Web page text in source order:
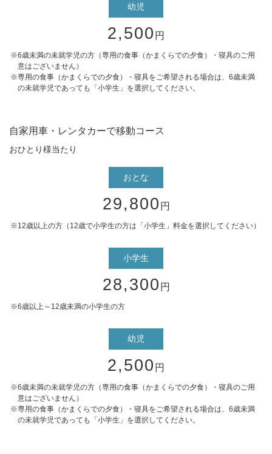
幼児
2,500 円
6歳未満の未就学児の方（専用の食事（かまくらでの夕食）・寝具のご用
意はございません）
専用の食事（かまくらでの夕食）・寝具をご希望される場合は、6歳未満
の未就学児であっても「小学生」を選択してください。
自家用車・レンタカーで移動コース
おひとり様当たり
おとな
29,800 円
12歳以上の方（12歳で小学生の方は「小学生」料金を選択してください）
小学生
28,300 円
6歳以上～12歳未満の小学生の方
幼児
2,500 円
6歳未満の未就学児の方（専用の食事（かまくらでの夕食）・寝具のご用
意はございません）
専用の食事（かまくらでの夕食）・寝具をご希望される場合は、6歳未満
の未就学児であっても「小学生」を選択してください。